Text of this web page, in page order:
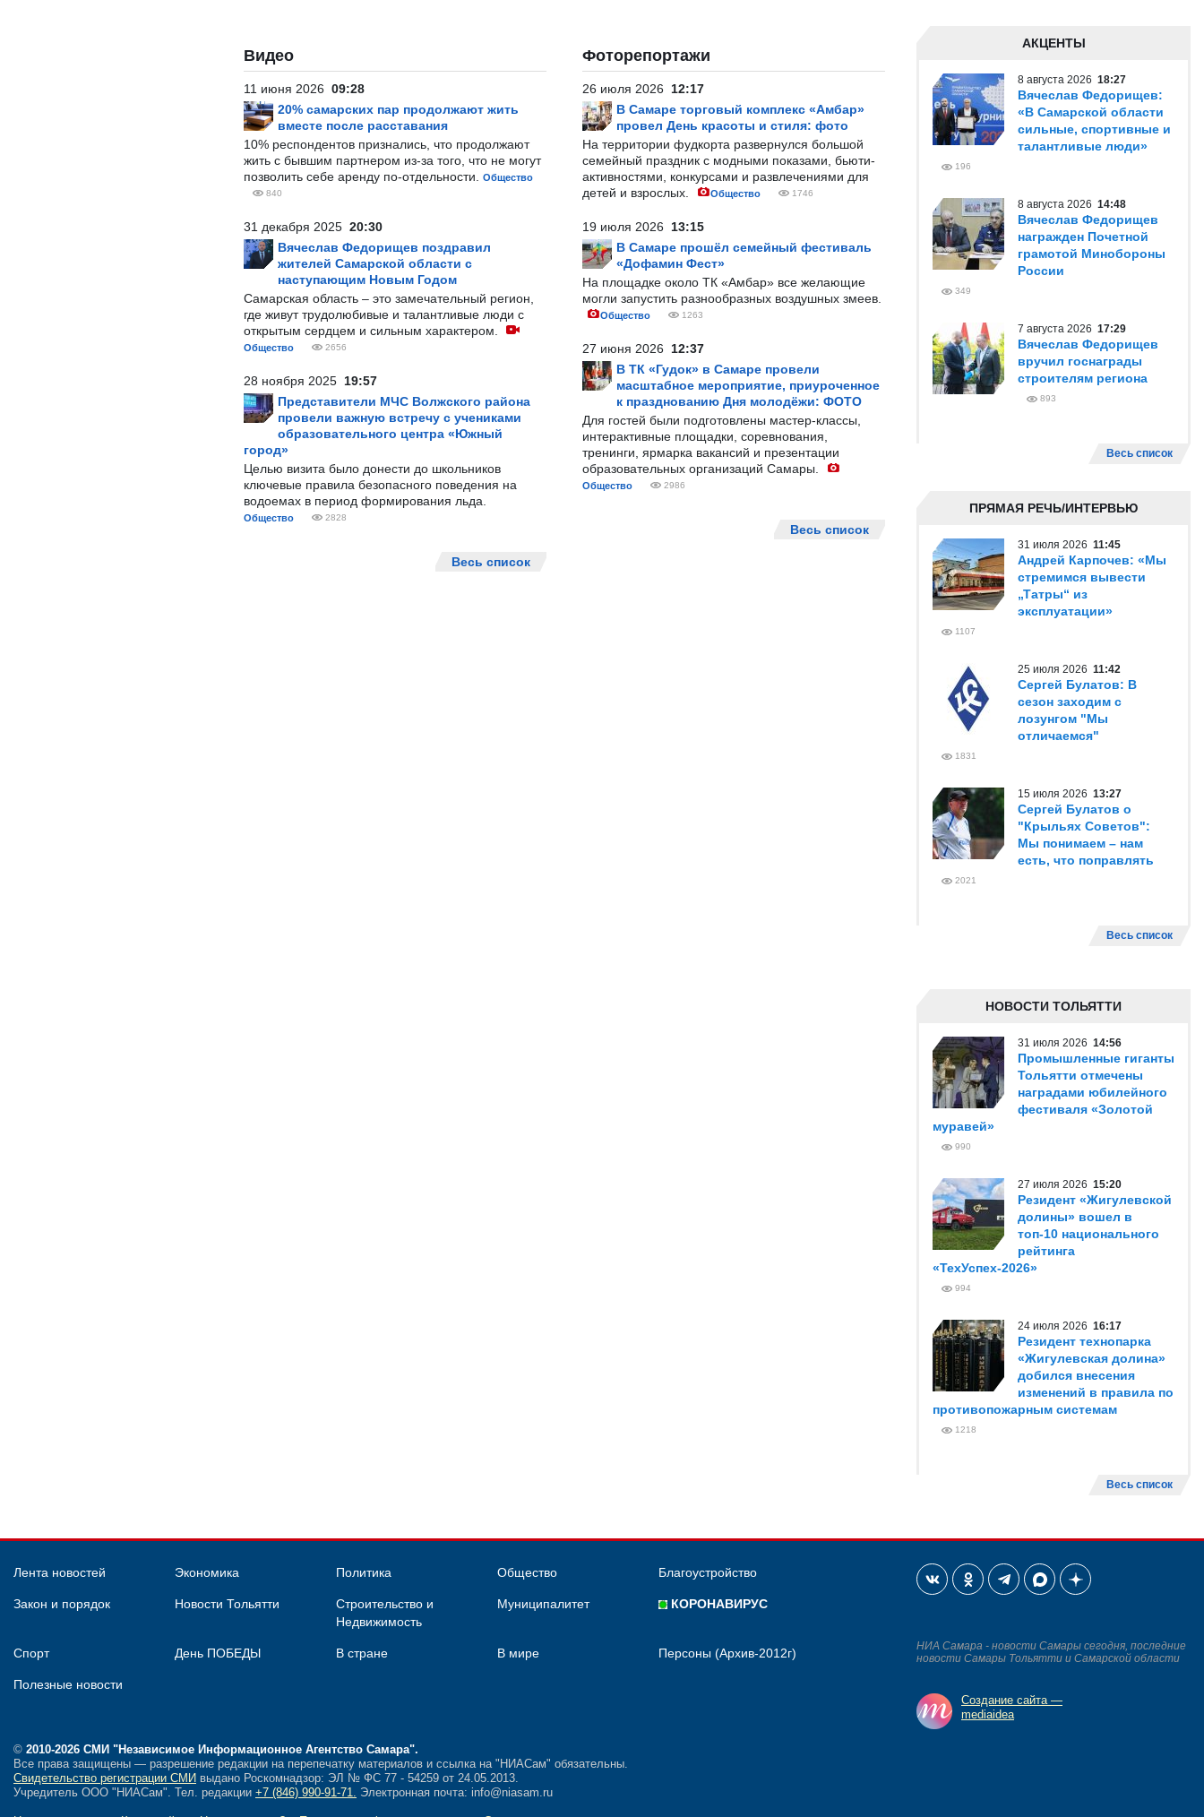
Видео
11 июня 2026 09:28
20% самарских пар продолжают жить
вместе после расставания
10% респондентов признались, что продолжают
жить с бывшим партнером из-за того, что не могут
позволить себе аренду по-отдельности.
Общество
840
31 декабря 2025 20:30
Вячеслав Федорищев поздравил
жителей Самарской области с
наступающим Новым Годом
Самарская область – это замечательный регион,
где живут трудолюбивые и талантливые люди с
открытым сердцем и сильным характером.
Общество 2656
28 ноября 2025 19:57
Представители МЧС Волжского района
провели важную встречу с учениками
образовательного центра «Южный
город»
Целью визита было донести до школьников
ключевые правила безопасного поведения на
водоемах в период формирования льда.
Общество 2828
Весь список
Фоторепортажи
26 июля 2026 12:17
В Самаре торговый комплекс «Амбар»
провел День красоты и стиля: фото
На территории фудкорта развернулся большой
семейный праздник с модными показами, бьюти-
активностями, конкурсами и развлечениями для
детей и взрослых.
Общество 1746
19 июля 2026 13:15
В Самаре прошёл семейный фестиваль
«Дофамин Фест»
На площадке около ТК «Амбар» все желающие
могли запустить разнообразных воздушных змеев.
Общество 1263
27 июня 2026 12:37
В ТК «Гудок» в Самаре провели
масштабное мероприятие, приуроченное
к празднованию Дня молодёжи: ФОТО
Для гостей были подготовлены мастер-классы,
интерактивные площадки, соревнования,
тренинги, ярмарка вакансий и презентации
образовательных организаций Самары.
Общество 2986
Весь список
АКЦЕНТЫ
8 августа 2026 18:27
Вячеслав Федорищев:
«В Самарской области
сильные, спортивные и
талантливые люди»
196
8 августа 2026 14:48
Вячеслав Федорищев
награжден Почетной
грамотой Минобороны
России
349
7 августа 2026 17:29
Вячеслав Федорищев
вручил госнаграды
строителям региона
893
Весь список
ПРЯМАЯ РЕЧЬ/ИНТЕРВЬЮ
31 июля 2026 11:45
Андрей Карпочев: «Мы
стремимся вывести
„Татры“ из
эксплуатации»
1107
25 июля 2026 11:42
Сергей Булатов: В
сезон заходим с
лозунгом "Мы
отличаемся"
1831
15 июля 2026 13:27
Сергей Булатов о
"Крыльях Советов":
Мы понимаем – нам
есть, что поправлять
2021
Весь список
НОВОСТИ ТОЛЬЯТТИ
31 июля 2026 14:56
Промышленные гиганты
Тольятти отмечены
наградами юбилейного
фестиваля «Золотой
муравей»
990
27 июля 2026 15:20
Резидент «Жигулевской
долины» вошел в
топ-10 национального
рейтинга
«ТехУспех-2026»
994
24 июля 2026 16:17
Резидент технопарка
«Жигулевская долина»
добился внесения
изменений в правила по
противопожарным системам
1218
Весь список
Лента новостей Экономика Политика Общество Благоустройство
Закон и порядок Новости Тольятти
Строительство и
Недвижимость
Муниципалитет КОРОНАВИРУС
Спорт День ПОБЕДЫ В стране В мире Персоны (Архив-2012г)
Полезные новости
© 2010-2026 СМИ "Независимое Информационное Агентство Самара".
Все права защищены — разрешение редакции на перепечатку материалов и ссылка на "НИАСам" обязательны.
Свидетельство регистрации СМИ выдано Роскомнадзор: ЭЛ № ФС 77 - 54259 от 24.05.2013.
Учредитель ООО "НИАСам". Тел. редакции +7 (846) 990-91-71. Электронная почта: info@niasam.ru
НИА Самара - новости Самары сегодня, последние
новости Самары Тольятти и Самарской области
Создание сайта —
mediaidea